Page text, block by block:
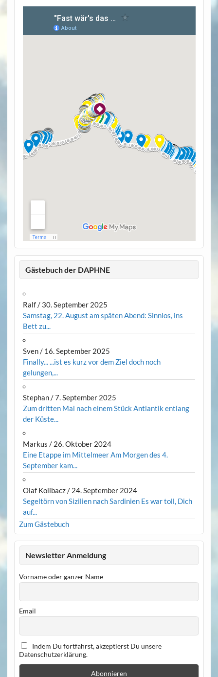
Gästebuch der DAPHNE
Ralf/ 30. September 2025
Samstag, 22. August am späten Abend: Sinnlos, ins
Bett zu...
Sven/ 16. September 2025
Finally... ...ist es kurz vor dem Ziel doch noch
gelungen,...
Stephan/7. September 2025
Zum dritten Mal nach einem Stück Antlantik entlang
der Küste...
Markus / 26. Oktober 2024
Eine Etappe im Mittelmeer Am Morgen des 4.
September kam...
Olaf Kolibacz/ 24. September 2024
Segeltörn von Sizilien nach Sardinien Es war toll, Dich
auf...
Zum Gästebuch
Newsletter Anmeldung
Vorname oder ganzer Name
Email
Indem Du fortfährst, akzeptierst Du unsere
Datenschutzerklärung.